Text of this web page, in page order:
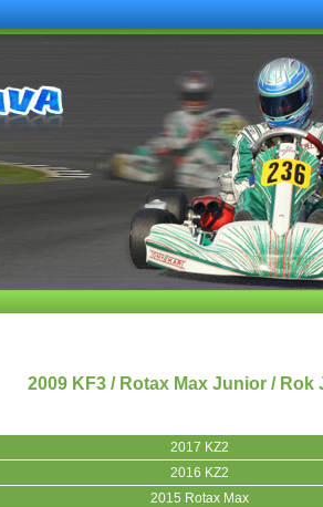
2009 KF3 / Rotax Max Junior / Rok
2017 KZ2
2016 KZ2
2015 Rotax Max